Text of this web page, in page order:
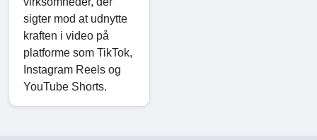
sigter mod at udnytte
kraften i video på
platforme som TikTok,
Instagram Reels og
YouTube Shorts.